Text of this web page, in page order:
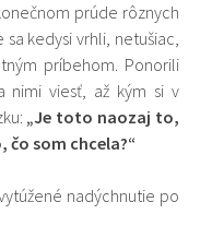
prúde rôznych
kedysi vrhli, netušiac,
príbehom. Ponorili
nimi viesť, až kým si v
„Je toto naozaj to,
som chcela?“
nadýchnutie po